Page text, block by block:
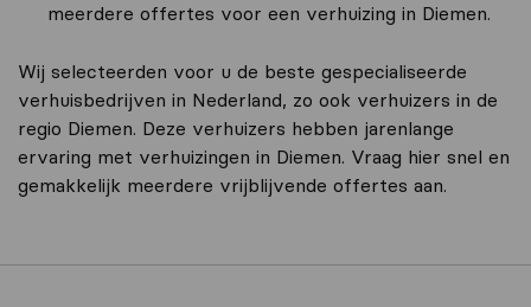
meerdere offertes voor een verhuizing in Diemen.
Wij selecteerden voor u de beste gespecialiseerde
verhuisbedrijven in Nederland, zo ook verhuizers in de
regio Diemen. Deze verhuizers hebben jarenlange
ervaring met verhuizingen in Diemen. Vraag hier snel en
gemakkelijk meerdere vrijblijvende offertes aan.